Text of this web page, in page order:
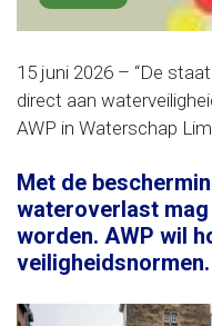
15 juni 2026 – “De
direct aan
AWP in Waterschap
Met de
wateroverlast
worden. AWP wil
veiligheidsnormen.